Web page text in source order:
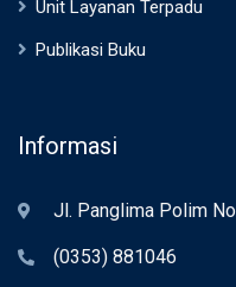
Unit Layanan Terpadu
Publikasi Buku
Informasi
Jl. Panglima Polim
(0353) 881046